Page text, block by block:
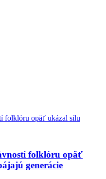
folklóru opäť
generácie